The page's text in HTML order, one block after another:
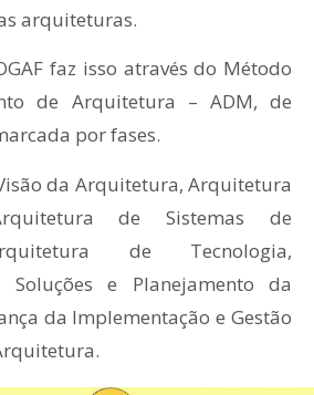
arquiteturas.
faz isso através do Método
de Arquitetura – ADM, de
por fases.
da Arquitetura, Arquitetura
de Sistemas de
de Tecnologia,
Soluções e Planejamento da
da Implementação e Gestão